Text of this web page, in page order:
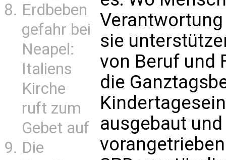
Erdbeben
gefahr bei
Neapel:
Italiens
Kirche
ruft zum
Gebet auf
Die
sie
von Beruf und
die
ausgebaut